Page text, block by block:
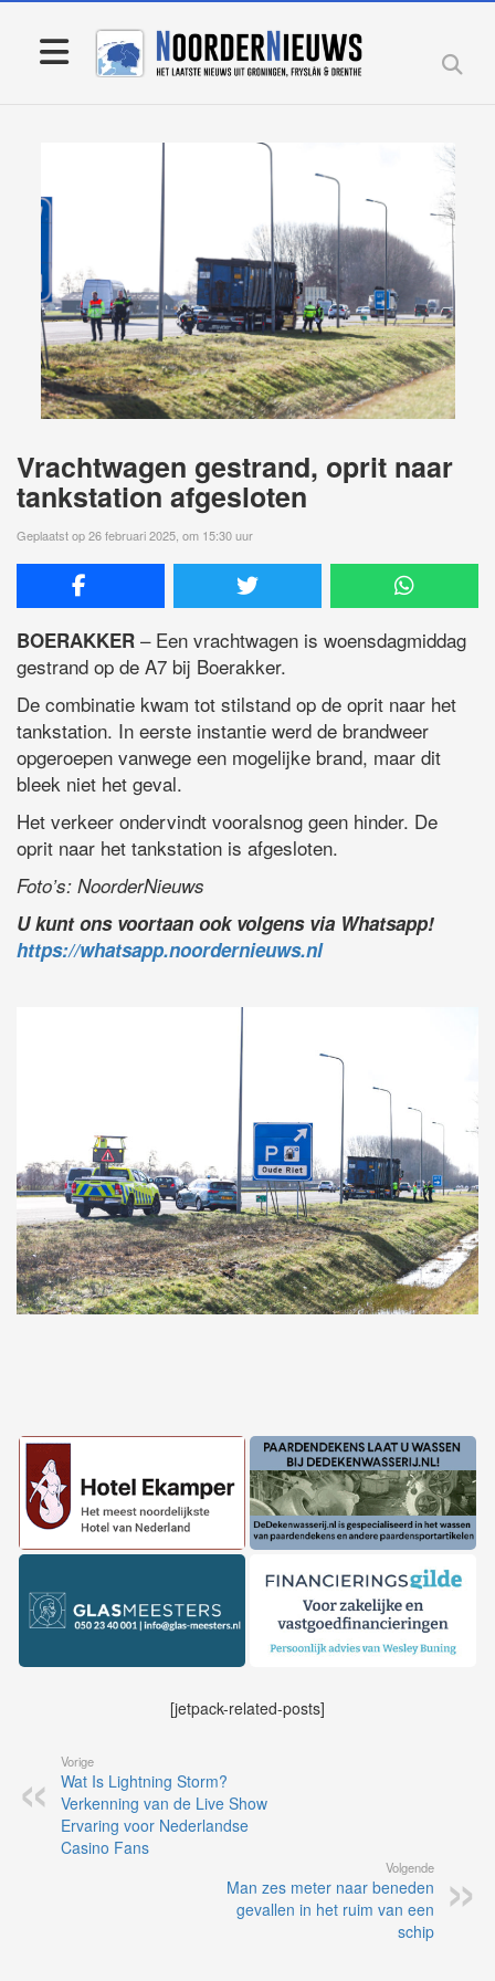
Vrachtwagen gestrand, oprit naar
tankstation afgesloten
Geplaatst op 26 februari 2025, om 15:30 uur
BOERAKKER – Een vrachtwagen is woensdagmiddag
gestrand op de A7 bij Boerakker.
De combinatie kwam tot stilstand op de oprit naar het
tankstation. In eerste instantie werd de brandweer
opgeroepen vanwege een mogelijke brand, maar dit
bleek niet het geval.
Het verkeer ondervindt vooralsnog geen hinder. De
oprit naar het tankstation is afgesloten.
Foto’s: NoorderNieuws
U kunt ons voortaan ook volgens via Whatsapp!
https://whatsapp.noordernieuws.nl
[jetpack-related-posts]
Vorige
Wat Is Lightning Storm?
Verkenning van de Live Show
Ervaring voor Nederlandse
Casino Fans
Volgende
Man zes meter naar beneden
gevallen in het ruim van een
schip